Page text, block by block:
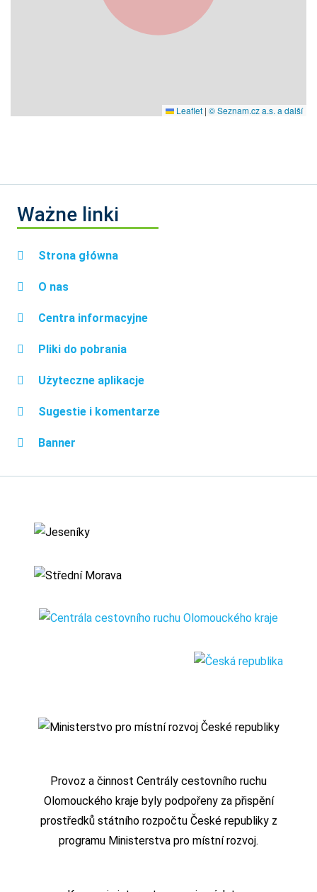
Leaflet | © Seznam.cz a.s. a další
Ważne linki
Strona główna
O nas
Centra informacyjne
Pliki do pobrania
Użyteczne aplikacje
Sugestie i komentarze
Banner
Provoz a činnost Centrály cestovního ruchu
Olomouckého kraje byly podpořeny za přispění
prostředků státního rozpočtu České republiky z
programu Ministerstva pro místní rozvoj.